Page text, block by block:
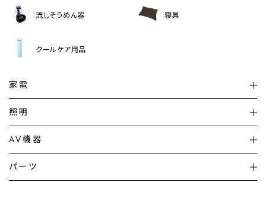
流しそうめん器 寝具
クールケア用品
家電
加湿器・空気清浄機
暖房機 掃除機
照明
シーリングライト
デスクライト
AV機器
テレビ
パーツ